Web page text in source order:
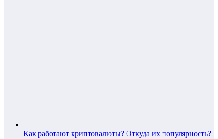
Как работают криптовалюты? Откуда их популярность?